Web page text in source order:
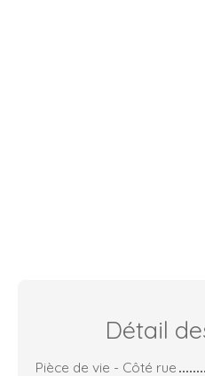
Détail
Pièce de vie - Côté rue